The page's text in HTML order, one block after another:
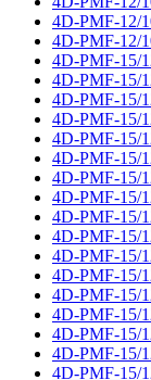
4D-PMF-12/
4D-PMF-12/
4D-PMF-15/
4D-PMF-15/
4D-PMF-15/
4D-PMF-15/
4D-PMF-15/
4D-PMF-15/
4D-PMF-15/
4D-PMF-15/
4D-PMF-15/
4D-PMF-15/
4D-PMF-15/
4D-PMF-15/
4D-PMF-15/
4D-PMF-15/
4D-PMF-15/
4D-PMF-15/
4D-PMF-15/